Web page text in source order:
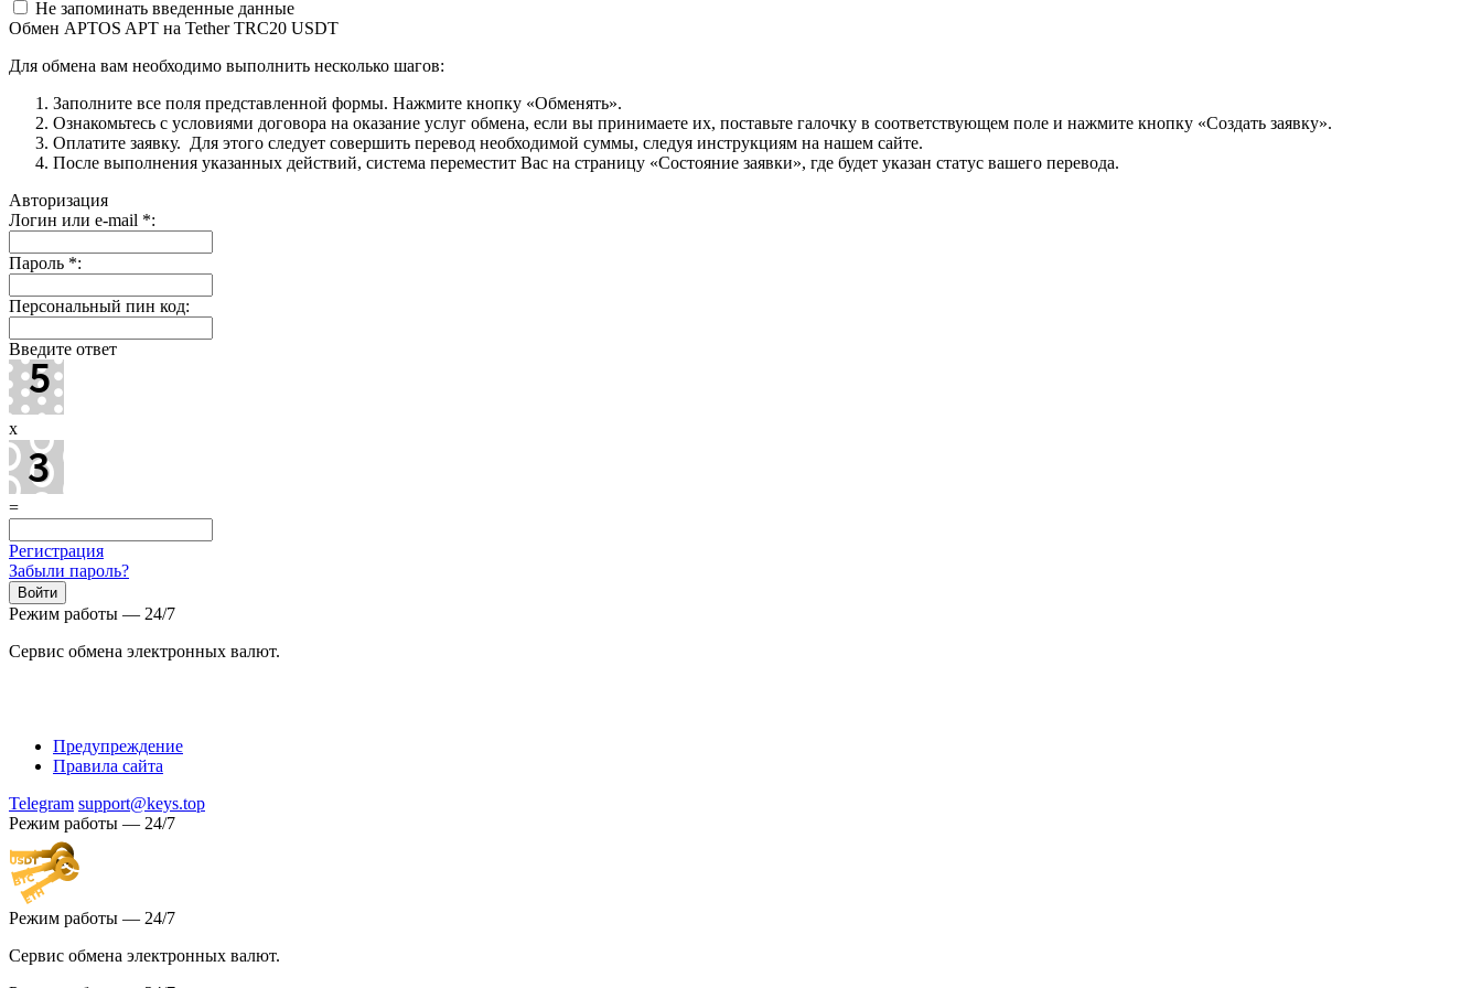
Не запоминать введенные данные
Обмен APTOS APT на Tether TRC20 USDT
Для обмена вам необходимо выполнить несколько шагов:
Заполните все поля представленной формы. Нажмите кнопку «Обменять».
Ознакомьтесь с условиями договора на оказание услуг обмена, если вы принимаете их, поставьте галочку в соответствующем поле и нажмите кнопку «Создать заявку».
Оплатите заявку. Для этого следует совершить перевод необходимой суммы, следуя инструкциям на нашем сайте.
После выполнения указанных действий, система переместит Вас на страницу «Состояние заявки», где будет указан статус вашего перевода.
Авторизация
Логин или e-mail *:
Пароль *:
Персональный пин код:
Введите ответ
x
=
Регистрация
Забыли пароль?
Режим работы — 24/7
Сервис обмена электронных валют.
Предупреждение
Правила сайта
Telegram support@keys.top
Режим работы — 24/7
Режим работы — 24/7
Сервис обмена электронных валют.